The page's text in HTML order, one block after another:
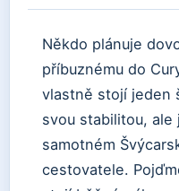
Někdo plánuje
příbuznému do
vlastně stojí jeden
svou stabilitou,
samotném
cestovatele.